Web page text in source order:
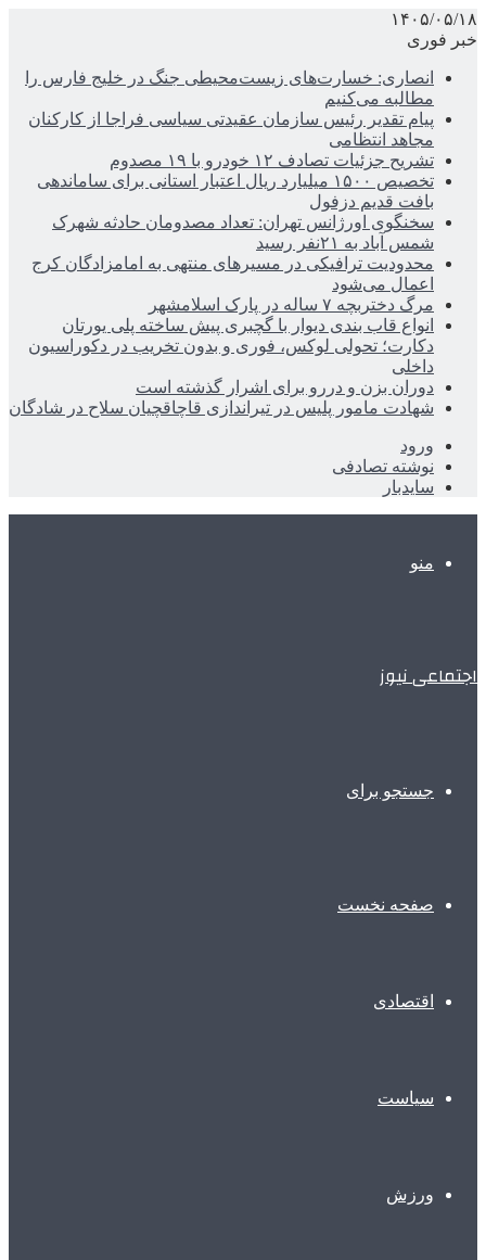
۱۴۰۵/۰۵/۱۸
خبر فوری
انصاری: خسارت‌های زیست‌محیطی جنگ در خلیج فارس را
مطالبه‌ می‌کنیم
پیام تقدیر رئیس سازمان عقیدتی سیاسی فراجا از کارکنان
مجاهد انتظامی
تشریح جزئیات تصادف ۱۲ خودرو با ۱۹ مصدوم
تخصیص ۱۵۰۰ میلیارد ریال اعتبار استانی برای ساماندهی
بافت قدیم دزفول
سخنگوی اورژانس تهران: تعداد مصدومان حادثه شهرک
شمس آباد به ۲۱نفر رسید
محدودیت ترافیکی در مسیرهای منتهی به امامزادگان کرج
اعمال می‌شود
مرگ دختربچه ۷ ساله در پارک اسلامشهر
انواع قاب بندی دیوار با گچبری پیش ساخته پلی یورتان
دکارت؛ تحولی لوکس، فوری و بدون تخریب در دکوراسیون
داخلی
دوران بزن و دررو برای اشرار گذشته است
شهادت مامور پلیس در تیراندازی قاچاقچیان سلاح در شادگان
ورود
نوشته تصادفی
سایدبار
منو
اجتماعی نیوز
جستجو برای
صفحه نخست
اقتصادی
سیاست
ورزش